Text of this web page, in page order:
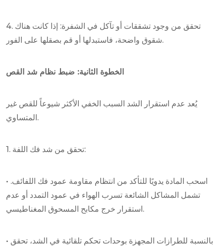
4. تحقق من وجود تشققات أو تآكل في الشفرة: إذا كانت هناك
شقوق واضحة، فاستبدلها أو قم بصقلها على الفور.
الخطوة الثانية: ضبط نظام شد القص
يُعد عدم استقرار الشد السبب الخفي الأكثر شيوعاً للقص غير
المتساوي.
1. تحقق من شد فك اللفة:
• اسحب المادة يدويًا للتأكد من انتظام مقاومة عمود فك اللفائف.
تشمل المشاكل الشائعة تسرب الهواء في عمود التمدد أو عدم
استقرار خرج مكابح المسحوق المغناطيسي.
• بالنسبة للطرازات المجهزة بوحدات تحكم تلقائية في الشد، تحقق